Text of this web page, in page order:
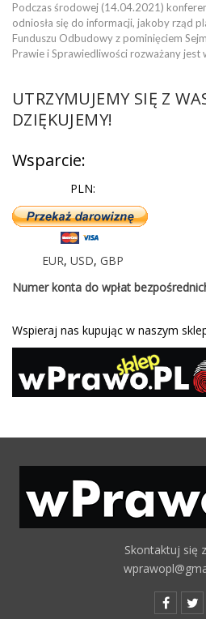
Podczas środowej (14.04.2021)
odniosła się do informacji, jakoby rząd
Funduszu Odbudowy z pominięciem
Prawie i Sprawiedliwości rozważany jest
UTRZYMUJEMY SIĘ Z
DZIĘKUJEMY!
Wsparcie:
PLN:
EUR, USD, GBP
Numer konta do wpłat
Wspieraj nas kupując w naszym
Skontaktuj się